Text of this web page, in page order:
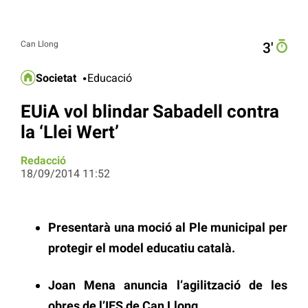
Can Llong 3′
Societat Educació
EUiA vol blindar Sabadell contra
la ‘Llei Wert’
Redacció
18/09/2014 11:52
Presentarà una moció al Ple municipal per
protegir el model educatiu català.
Joan Mena anuncia l’agilització de les